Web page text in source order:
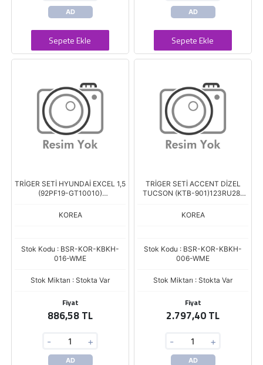
AD
Sepete Ekle
AD
Sepete Ekle
TRİGER SETİ HYUNDAİ EXCEL 1,5
(92PF19-GT10010)
KOREA
Stok Kodu : BSR-KOR-KBKH-
016-WME
Stok Miktarı : Stokta Var
Fiyat
886,58 TL
- +
AD
TRİGER SETİ ACCENT DİZEL
TUCSON (KTB-901)123RU28-
KOREA
Stok Kodu : BSR-KOR-KBKH-
006-WME
Stok Miktarı : Stokta Var
Fiyat
2.797,40 TL
- +
AD